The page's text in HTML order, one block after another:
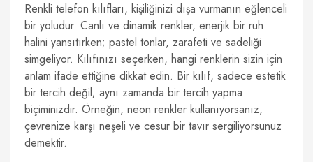
Renkli telefon kılıfları, kişiliğinizi dışa vurmanın eğlenceli
bir yoludur. Canlı ve dinamik renkler, enerjik bir ruh
halini yansıtırken; pastel tonlar, zarafeti ve sadeliği
simgeliyor. Kılıfınızı seçerken, hangi renklerin sizin için
anlam ifade ettiğine dikkat edin. Bir kılıf, sadece estetik
bir tercih değil; aynı zamanda bir tercih yapma
biçiminizdir. Örneğin, neon renkler kullanıyorsanız,
çevrenize karşı neşeli ve cesur bir tavır sergiliyorsunuz
demektir.